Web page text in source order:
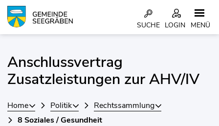
Kopfzeile
LOGIN
SUCHE MENÜ
Anschlussvertrag
Zusatzleistungen zur AHV/IV
Home Politik
Rechtssammlung
8 Soziales / Gesundheit
Zugehörige Objekte